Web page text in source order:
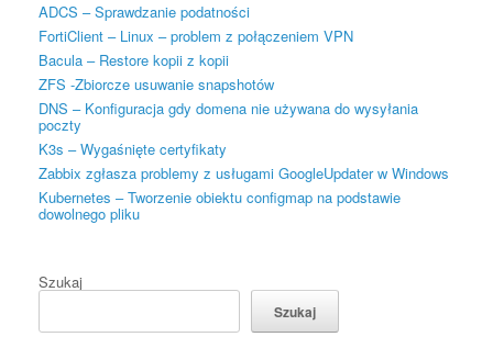
ADCS – Sprawdzanie podatności
FortiClient – Linux – problem z połączeniem VPN
Bacula – Restore kopii z kopii
ZFS -Zbiorcze usuwanie snapshotów
DNS – Konfiguracja gdy domena nie używana do wysyłania
poczty
K3s – Wygaśnięte certyfikaty
Zabbix zgłasza problemy z usługami GoogleUpdater w Windows
Kubernetes – Tworzenie obiektu configmap na podstawie
dowolnego pliku
Szukaj
Szukaj